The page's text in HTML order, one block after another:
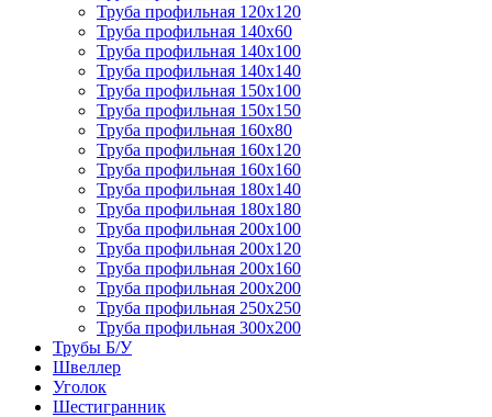
Труба профильная 120х120
Труба профильная 140х60
Труба профильная 140х100
Труба профильная 140х140
Труба профильная 150х100
Труба профильная 150х150
Труба профильная 160х80
Труба профильная 160х120
Труба профильная 160х160
Труба профильная 180х140
Труба профильная 180х180
Труба профильная 200х100
Труба профильная 200х120
Труба профильная 200х160
Труба профильная 200х200
Труба профильная 250х250
Труба профильная 300х200
Трубы Б/У
Швеллер
Уголок
Шестигранник